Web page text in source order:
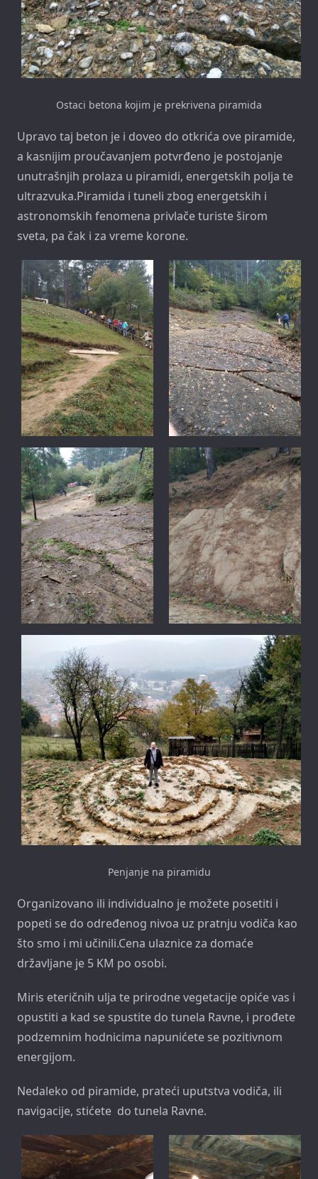
Ostaci betona kojim je prekrivena piramida
Upravo taj beton je i doveo do otkrića ove piramide,
a kasnijim proučavanjem potvrđeno je postojanje
unutrašnjih prolaza u piramidi, energetskih polja te
ultrazvuka.Piramida i tuneli zbog energetskih i
astronomskih fenomena privlače turiste širom
sveta, pa čak i za vreme korone.
Penjanje na piramidu
Organizovano ili individualno je možete posetiti i
popeti se do određenog nivoa uz pratnju vodiča kao
što smo i mi učinili.Cena ulaznice za domaće
državljane je 5 KM po osobi.
Miris eteričnih ulja te prirodne vegetacije opiće vas i
opustiti a kad se spustite do tunela Ravne, i prođete
podzemnim hodnicima napunićete se pozitivnom
energijom.
Nedaleko od piramide, prateći uputstva vodiča, ili
navigacije, stićete do tunela Ravne.